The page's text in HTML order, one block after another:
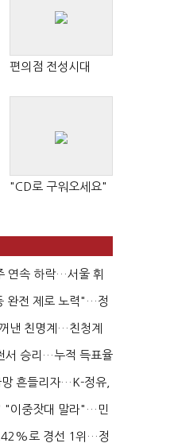
편의점 전성시대
"CD로 구워오세요"
연속 하락…서울 휘
완전 제로 노력"…정
...
낸 친명계…친청계
...
서 승리…누적 득표율
흔들리자…K-정유,
"이중잣대 말라"…민
다...
로 경선 1위…정